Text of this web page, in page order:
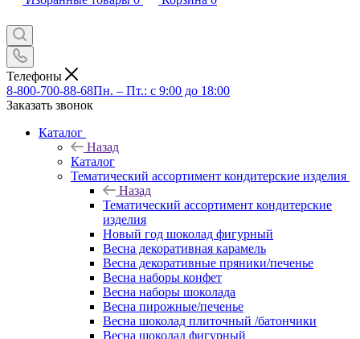
Телефоны
8-800-700-88-68Пн. – Пт.: с 9:00 до 18:00
Заказать звонок
Каталог
Назад
Каталог
Тематический ассортимент кондитерские изделия
Назад
Тематический ассортимент кондитерские
изделия
Новый год шоколад фигурный
Весна декоративная карамель
Весна декоративные пряники/печенье
Весна наборы конфет
Весна наборы шоколада
Весна пирожные/печенье
Весна шоколад плиточный /батончики
Весна шоколад фигурный